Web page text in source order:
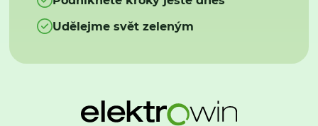
Udělejme svět zeleným